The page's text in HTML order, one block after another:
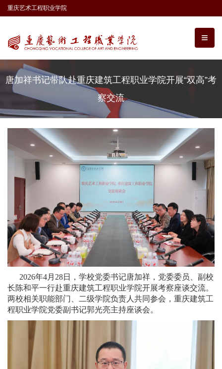
重庆艺术工程职业学院
唐加祥书记带队赴重庆建筑工程职业学院开展“双高”考
察交流
2026年4月28日，学校党委书记唐加祥，党委委员、副校
长陈和平一行赴重庆建筑工程职业学院开展考察座谈交流。
两校相关职能部门、二级学院负责人共同参会，重庆建筑工
程职业学院党委副书记郭光亮主持座谈会。